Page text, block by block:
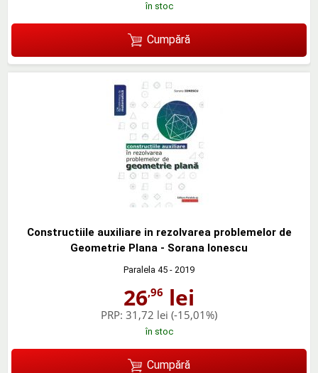
în stoc
Cumpără
Constructiile auxiliare in rezolvarea problemelor de
Geometrie Plana - Sorana Ionescu
Paralela 45 - 2019
26,96 lei
PRP: 31,72 lei (-15,01%)
în stoc
Cumpără